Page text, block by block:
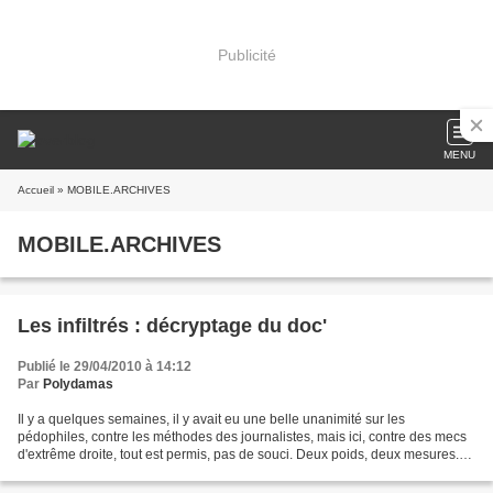
Publicité
MENU
Accueil » MOBILE.ARCHIVES
MOBILE.ARCHIVES
Les infiltrés : décryptage du doc'
Publié le 29/04/2010 à 14:12
Par Polydamas
Il y a quelques semaines, il y avait eu une belle unanimité sur les
pédophiles, contre les méthodes des journalistes, mais ici, contre des mecs
d'extrême droite, tout est permis, pas de souci. Deux poids, deux mesures.